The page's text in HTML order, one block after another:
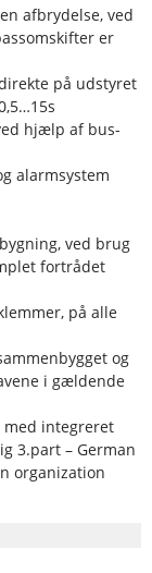
afbrydelse, ved
er
på udstyret
hjælp af bus-
alarmsystem
ved brug
fortrådet
på alle
og
i gældende
med integreret
3.part – German
organization